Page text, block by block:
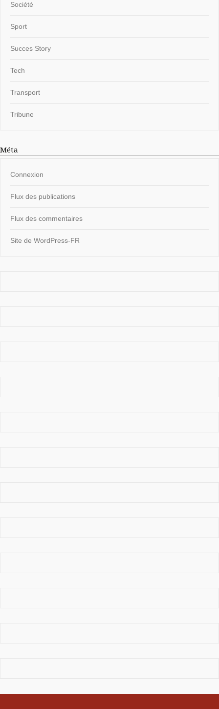
Société
Sport
Succes Story
Tech
Transport
Tribune
Méta
Connexion
Flux des publications
Flux des commentaires
Site de WordPress-FR